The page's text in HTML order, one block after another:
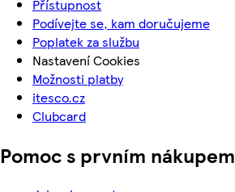
Přístupnost
Podívejte se, kam doručujeme
Poplatek za službu
Nastavení Cookies
Možnosti platby
itesco.cz
Clubcard
Pomoc s prvním nákupem